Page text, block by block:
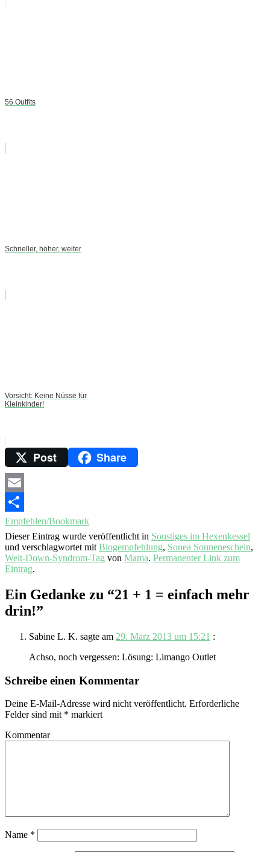
56 Outfits
Schneller, höher, weiter
Vorsicht: Keine Nüsse für
Kleinkinder!
Post Share
Email
Empfehlen/Bookmark
Dieser Eintrag wurde veröffentlicht in Sonstiges im Hexenkessel
und verschlagwortet mit Blogempfehlung, Sonea Sonneneschein,
Welt-Down-Syndrom-Tag von Mama. Permanenter Link zum
Eintrag.
Ein Gedanke zu “21 + 1 = einfach mehr
drin!”
Sabine L. K. sagte am 29. März 2013 um 15:21 :
Achso, noch vergessen: Lösung: Limango Outlet
Schreibe einen Kommentar
Deine E-Mail-Adresse wird nicht veröffentlicht. Erforderliche
Felder sind mit * markiert
Kommentar
Name *